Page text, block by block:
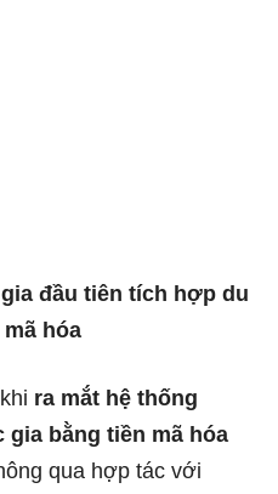
đầu tiên tích hợp du
hóa
ra mắt hệ thống
bằng tiền mã hóa
qua hợp tác với